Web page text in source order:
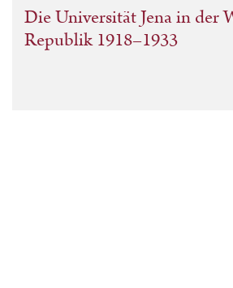
Die Universität Jena in der
Republik 1918–1933